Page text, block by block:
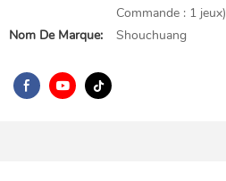
Commande : 1 jeux)
Nom De Marque:
Shouchuang